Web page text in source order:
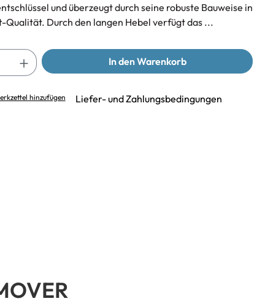
und überzeugt durch seine robuste Bauweise in
Durch den langen Hebel verfügt das ...
In den Warenkorb
hinzufügen Liefer- und Zahlungsbedingungen